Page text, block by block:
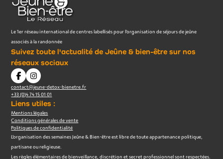
Le 1er réseau international de centres labellisés pour l’organisation de séjours de jeûne
associés à la randonnée
Suivez toute l'actualité de Jeûne & bien-être sur nos
réseaux sociaux
contact@jeune-detox-bienetre.fr
+33 (0)4 74 15 01 01
Liens utiles :
Mentions légales
Conditions générales de vente
Politiques de confidentialité
L’organisation des semaines Jeûne & Bien-être est libre de toute appartenance politique,
partisane ou religieuse.
Les règles élémentaires de bienveillance, discrétion et secret professionnel sont respectées.